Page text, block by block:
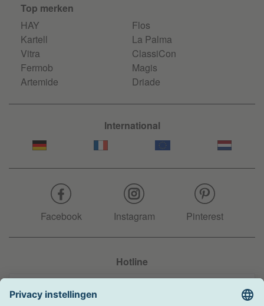
Top merken
HAY
Kartell
Vitra
Fermob
Artemide
Flos
La Palma
ClassiCon
Magis
Driade
International
Facebook Instagram Pinterest
Hotline